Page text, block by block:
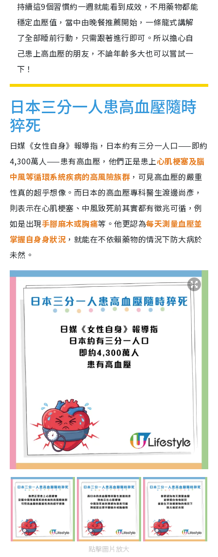
持續這9個習慣約一週就能看到成效，不用藥物都能
穩定血壓值，當中由晚餐推薦開始，一條龍式講解
了全部睡前行動，只需跟著進行即可。所以擔心自
己患上高血壓的朋友，不論年齡多大也可以嘗試一
下！
日本三分一人患高血壓隨時
猝死
日媒《女性自身》報導指，日本約有三分一人口——即約
4,300萬人——患有高血壓，他們正是患上心肌梗塞及腦
中風等循環系統疾病的高風險族群 ，可見高血壓的嚴重
性真的超乎想像。而日本的高血壓專科醫生渡邊尚彥，
則表示在心肌梗塞、中風致死前其實都有徵兆可循，例
如是出現手腳麻木或胸痛等。他更認為每天測量血壓並
掌握自身身狀況 ，就能在不依賴藥物的情況下防大病於
未然。
點擊圖片放大